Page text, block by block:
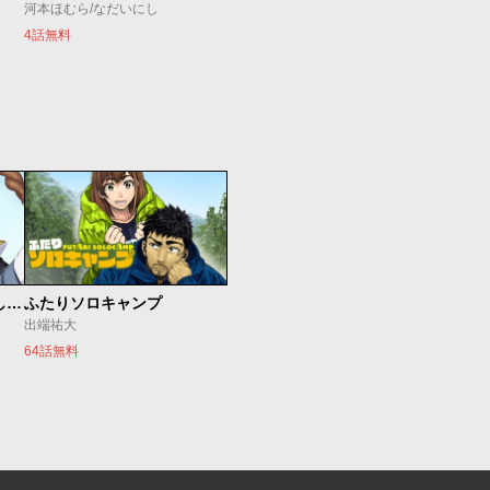
河本ほむら/なだいにし
4話無料
世界最強の魔女、始めました ～私だけ『攻略サイト』を見れる世界で自由に生きます～ふたりソロキャンプ
出端祐大
64話無料